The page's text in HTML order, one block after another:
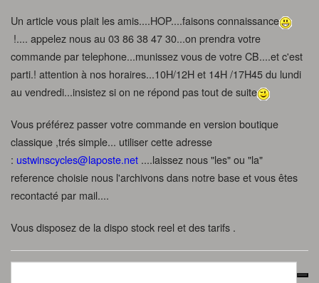
Un article vous plait les amis....HOP....faisons connaissance
!.... appelez nous au 03 86 38 47 30...on prendra votre
commande par telephone...munissez vous de votre CB....et c'est
parti.! attention à nos horaires...10H/12H et 14H /17H45 du lundi
au vendredi...insistez si on ne répond pas tout de suite
Vous préférez passer votre commande en version boutique
classique ,trés simple... utiliser cette adresse
: ustwinscycles@laposte.net ....laissez nous "les" ou "la"
reference choisie nous l'archivons dans notre base et vous êtes
recontacté par mail....
Vous disposez de la dispo stock reel et des tarifs .